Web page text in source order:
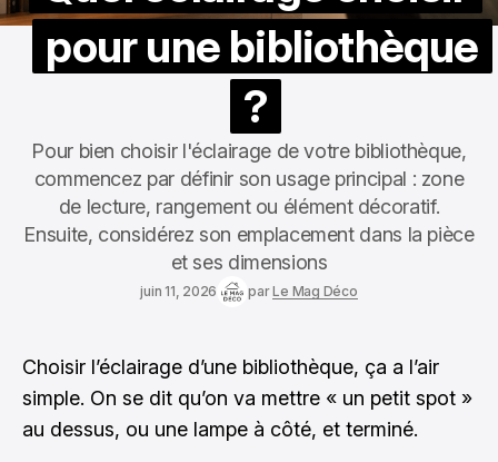
pour une bibliothèque
?
Pour bien choisir l'éclairage de votre bibliothèque,
commencez par définir son usage principal : zone
de lecture, rangement ou élément décoratif.
Ensuite, considérez son emplacement dans la pièce
et ses dimensions
juin 11, 2026 parLe Mag Déco
Choisir l’éclairage d’une bibliothèque, ça a l’air
simple. On se dit qu’on va mettre « un petit spot »
au dessus, ou une lampe à côté, et terminé.